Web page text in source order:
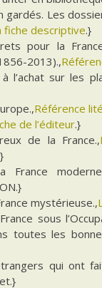
Les
fiche descriptive.}
pour la
2013).,
l’achat sur les
Référence
de l’éditeur.}
de la France.,
France
mystérieuse.,
sous
toutes les
qui ont